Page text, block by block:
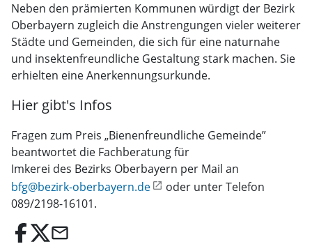
Neben den prämierten Kommunen würdigt der Bezirk
Oberbayern zugleich die Anstrengungen vieler weiterer
Städte und Gemeinden, die sich für eine naturnahe
und insektenfreundliche Gestaltung stark machen. Sie
erhielten eine Anerkennungsurkunde.
Hier gibt's Infos
Fragen zum Preis „Bienenfreundliche Gemeinde”
beantwortet die Fachberatung für
Imkerei des Bezirks Oberbayern per Mail an
bfg@bezirk-oberbayern.de
oder unter Telefon
089/2198-16101.
email